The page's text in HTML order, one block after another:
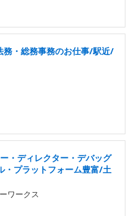
・総務事務のお仕事/駅近/
・ディレクター・デバッグ
プラットフォーム豊富/土
ワークス